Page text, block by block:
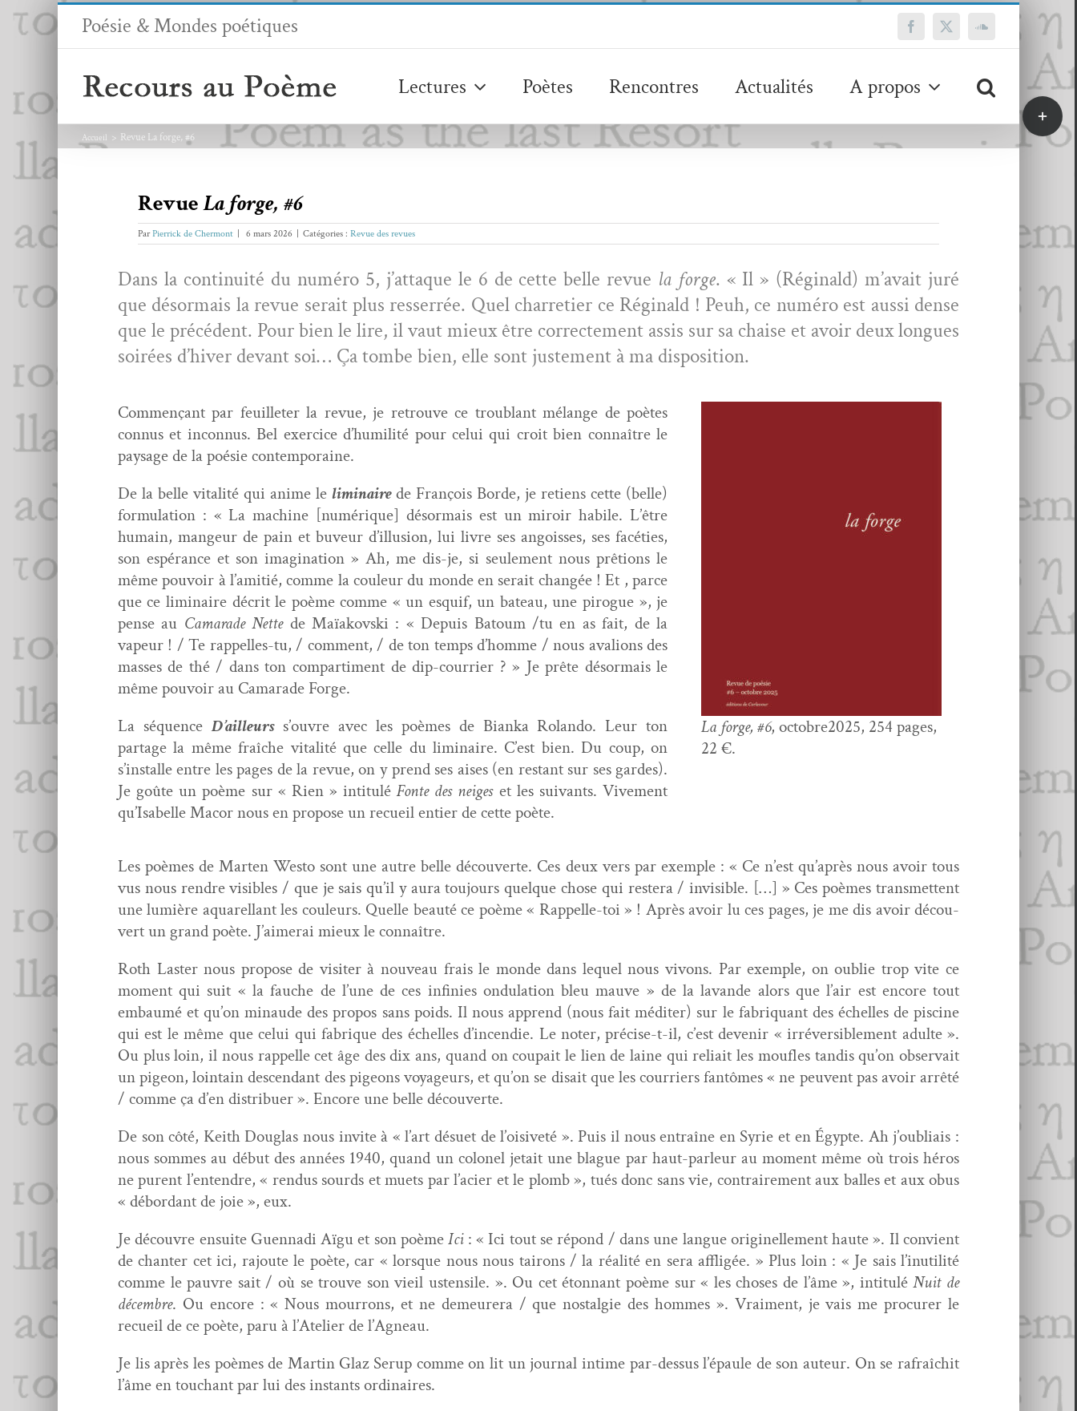
Passer
Poésie & Mondes poétiques Facebook
X SoundCloud
Lectures Poètes Rencontres Actualités A propos
Accueil Revue La forge, #6
RevueLa forge, #6
ParPierrick de Chermont 6 mars 2026 Catégories : Revue des revues
Dans la con­ti­nu­ité du numéro 5, j’attaque le 6 de cette belle revue la forge. « Il » (Régi­nald) m’avait juré
que désor­mais la revue serait plus resser­rée. Quel char­reti­er ce Régi­nald ! Peuh, ce numéro est aus­si dense
que le précé­dent. Pour bien le lire, il vaut mieux être cor­recte­ment assis sur sa chaise et avoir deux longues
soirées d’hiver devant soi… Ça tombe bien, elle sont juste­ment à ma disposition.
Com­mençant par feuil­leter la revue, je retrou­ve ce trou­blant mélange de poètes
con­nus et incon­nus. Bel exer­ci­ce d’humilité pour celui qui croit bien con­naître le
paysage de la poésie contemporaine.
De la belle vital­ité qui ani­me le lim­i­nairede François Bor­de, je retiens cette (belle)
for­mu­la­tion : « La machine [numérique] désor­mais est un miroir habile. L’être
humain, mangeur de pain et buveur d’illusion, lui livre ses angoiss­es, ses facéties,
son espérance et son imag­i­na­tion » Ah, me dis-je, si seule­ment nous prê­tions le
même pou­voir à l’amitié, comme la couleur du monde en serait changée ! Et , parce
que ce lim­i­naire décrit le poème comme « un esquif, un bateau, une pirogue », je
pense au Cama­rade Nettede Maïakovs­ki : « Depuis Batoum /tu en as fait, de la
vapeur ! / Te rap­pelles-tu, / com­ment, / de ton temps d’homme / nous avalions des
mass­es de thé / dans ton com­par­ti­ment de dip-cour­ri­er ? » Je prête désor­mais le
même pou­voir au Cama­rade Forge.
La séquence D’ailleurss’ouvre avec les poèmes de Bian­ka Rolan­do. Leur ton
partage la même fraîche vital­ité que celle du lim­i­naire. C’est bien. Du coup, on
s’installe entre les pages de la revue, on y prend ses ais­es (en restant sur ses gardes).
Je goûte un poème sur « Rien » inti­t­uléFonte des neigeset les suiv­ants. Vive­ment
qu’Isabelle Macor nous en pro­pose un recueil entier de cette poète.
La forge, #6, octobre2025, 254 pages,
22 €.
Les poèmes de Marten Westo sont une autre belle décou­verte. Ces deux vers par exem­ple : « Ce n’est qu’après nous avoir tous
vus nous ren­dre vis­i­bles / que je sais qu’il y aura tou­jours quelque chose qui restera / invis­i­ble. […] » Ces poèmes trans­met­tent
une lumière aquarel­lant les couleurs. Quelle beauté ce poème « Rap­pelle-toi » ! Après avoir lu ces pages, je me dis avoir décou­
vert un grand poète. J’aimerai mieux le connaître.
Roth Laster nous pro­pose de vis­iter à nou­veau frais le monde dans lequel nous vivons. Par exem­ple, on oublie trop vite ce
moment qui suit « la fauche de l’une de ces infinies ondu­la­tion bleu mauve » de la lavande alors que l’air est encore tout
embaumé et qu’on minaude des pro­pos sans poids. Il nous apprend (nous fait méditer) sur le fab­ri­quant des échelles de piscine
qui est le même que celui qui fab­rique des échelles d’incendie. Le not­er, pré­cise-t-il, c’est devenir « irréversible­ment adulte ».
Ou plus loin, il nous rap­pelle cet âge des dix ans, quand on coupait le lien de laine qui reli­ait les mou­fles tan­dis qu’on obser­vait
un pigeon, loin­tain descen­dant des pigeons voyageurs, et qu’on se dis­ait que les cour­ri­ers fan­tômes « ne peu­vent pas avoir arrêté
/ comme ça d’en dis­tribuer ». Encore une belle découverte.
De son côté, Kei­th Dou­glas nous invite à « l’art désuet de l’oisiveté ». Puis il nous entraîne en Syrie et en Égypte. Ah j’oubliais :
nous sommes au début des années 1940, quand un colonel jetait une blague par haut-par­leur au moment même où trois héros
ne purent l’entendre, « ren­dus sourds et muets par l’acier et le plomb », tués donc sans vie, con­traire­ment aux balles et aux obus
« débor­dant de joie », eux.
Je décou­vre ensuite Guen­na­di Aïgu et son poèmeIci: « Ici tout se répond / dans une langue orig­inelle­ment haute ». Il con­vient
de chanter cet ici, rajoute le poète, car « lorsque nous nous tairons / la réal­ité en sera affligée. » Plus loin : « Je sais l’inutilité
comme le pau­vre sait / où se trou­ve son vieil usten­sile. ». Ou cet éton­nant poème sur « les choses de l’âme », inti­t­uléNuit de
décem­bre. Ou encore : « Nous mour­rons, et ne demeur­era / que nos­tal­gie des hommes ». Vrai­ment, je vais me pro­cur­er le
recueil de ce poète, paru à l’Atelier de l’Agneau.
Je lis après les poèmes de Mar­tin Glaz Serup comme on lit un jour­nal intime par-dessus l’épaule de son auteur. On se rafraî­chit
l’âme en touchant par lui des instants ordinaires.
Bascule
de
la
barre